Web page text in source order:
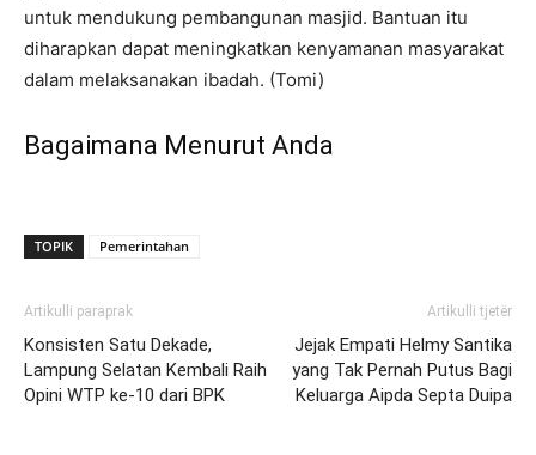
untuk mendukung pembangunan masjid. Bantuan itu
diharapkan dapat meningkatkan kenyamanan masyarakat
dalam melaksanakan ibadah. (Tomi)
Bagaimana Menurut Anda
TOPIK Pemerintahan
Artikulli paraprak
Konsisten Satu Dekade,
Lampung Selatan Kembali Raih
Opini WTP ke-10 dari BPK
Artikulli tjetër
Jejak Empati Helmy Santika
yang Tak Pernah Putus Bagi
Keluarga Aipda Septa Duipa